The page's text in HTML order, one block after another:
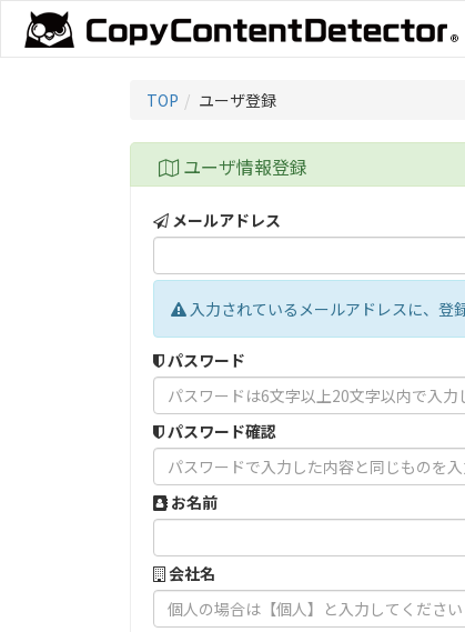
TOP ユーザ登録
ユーザ情報登録
メールアドレス
入力されているメールアドレスに、登
パスワード
パスワード確認
お名前
会社名